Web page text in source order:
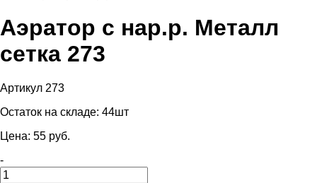
Аэратор с нар.р. Металл
сетка 273
Артикул 273
Остаток на складе: 44шт
Цена: 55 pуб.
-